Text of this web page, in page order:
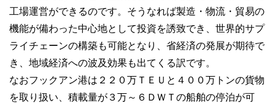
工場運営ができるのです。そうなれば製造・物流・貿易の
機能が備わった中心地として投資を誘致でき、世界的サプ
ライチェーンの構築も可能となり、省経済の発展が期待で
き、地域経済への波及効果も出てくる訳です。
なおフックアン港は２２０万ＴＥＵと４００万トンの貨物
を取り扱い、積載量が３万～６ＤＷＴの船舶の停泊が可